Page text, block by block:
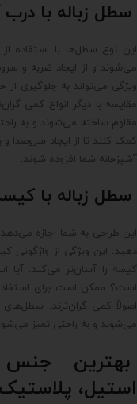
سطل زباله با درب
این نوع سطل‌ها با استفاده
می‌شوند و از ایجاد ضربه و
ویژگی می‌تواند به جلوگیری
مقایسه با دیگر انواع کمی
مقاوم ساخته می‌شوند و به
کمک کنند تا از ایجاد سروصدا
آشپزخانه شما افزوده شوند.
سطل زباله با
این طراحی به شما اجازه
دهید. این ویژگی از واژگونی
کیسه را آسان‌تر می‌کند. آیا
است؟ ممکن است برای
اصولاً کمی گران‌ترند. سطل‌های
می‌شوند و به راحتی تمیز
بهترین جنس
استیل، پلاستیک